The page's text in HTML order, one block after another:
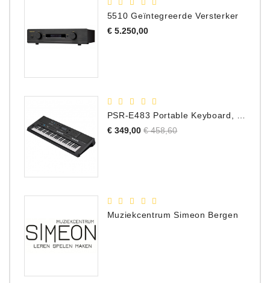
5510 Geïntegreerde Versterker
€ 5.250,00Prijs
€ 349,00 Normale
€ 458,60Prijs
Muziekcentrum Simeon Bergen